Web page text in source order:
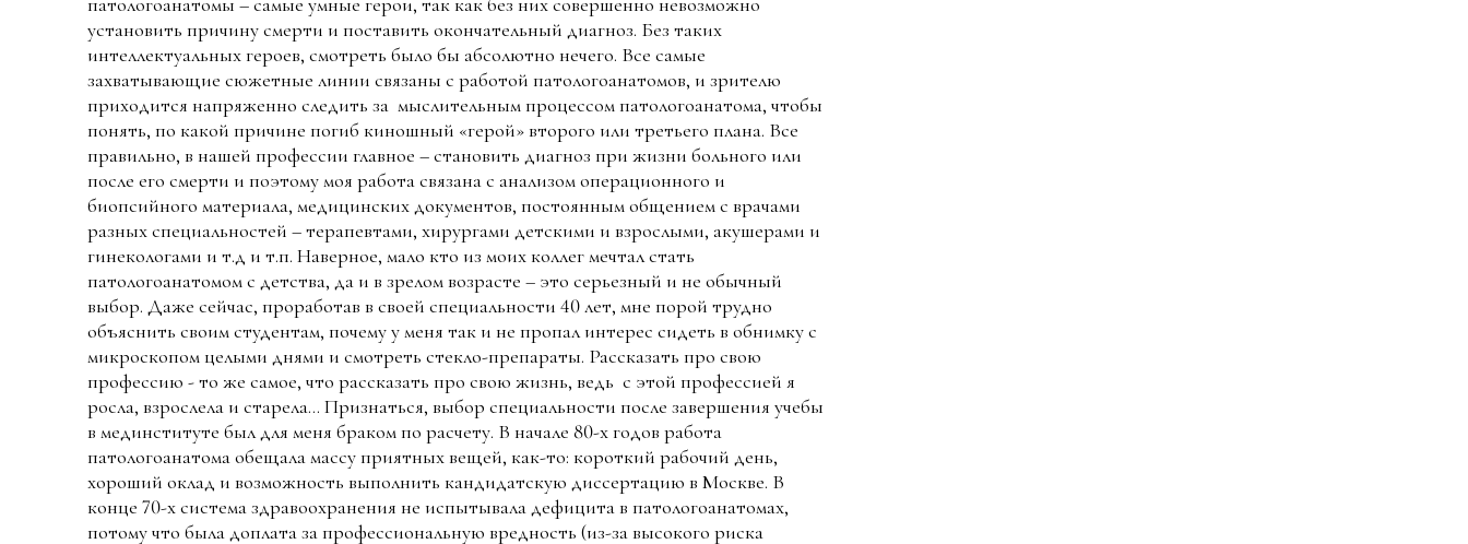
установить причину смерти и поставить окончательный диагноз. Без таких
интеллектуальных героев, смотреть было бы абсолютно нечего. Все самые
захватывающие сюжетные линии связаны с работой патологоанатомов, и зрителю
приходится напряженно следить за мыслительным процессом патологоанатома, чтобы
понять, по какой причине погиб киношный «герой» второго или третьего плана. Все
правильно, в нашей профессии главное – становить диагноз при жизни больного или
после его смерти и поэтому моя работа связана с анализом операционного и
биопсийного материала, медицинских документов, постоянным общением с врачами
разных специальностей – терапевтами, хирургами детскими и взрослыми, акушерами и
гинекологами и т.д и т.п. Наверное, мало кто из моих коллег мечтал стать
патологоанатомом с детства, да и в зрелом возрасте – это серьезный и не обычный
выбор. Даже сейчас, проработав в своей специальности 40 лет, мне порой трудно
объяснить своим студентам, почему у меня так и не пропал интерес сидеть в обнимку с
микроскопом целыми днями и смотреть стекло-препараты. Рассказать про свою
профессию - то же самое, что рассказать про свою жизнь, ведь с этой профессией я
росла, взрослела и старела… Признаться, выбор специальности после завершения учебы
в мединституте был для меня браком по расчету. В начале 80-х годов работа
патологоанатома обещала массу приятных вещей, как-то: короткий рабочий день,
хороший оклад и возможность выполнить кандидатскую диссертацию в Москве. В
конце 70-х система здравоохранения не испытывала дефицита в патологоанатомах,
потому что была доплата за профессиональную вредность (из-за высокого риска